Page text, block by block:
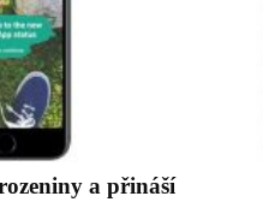
a přináší